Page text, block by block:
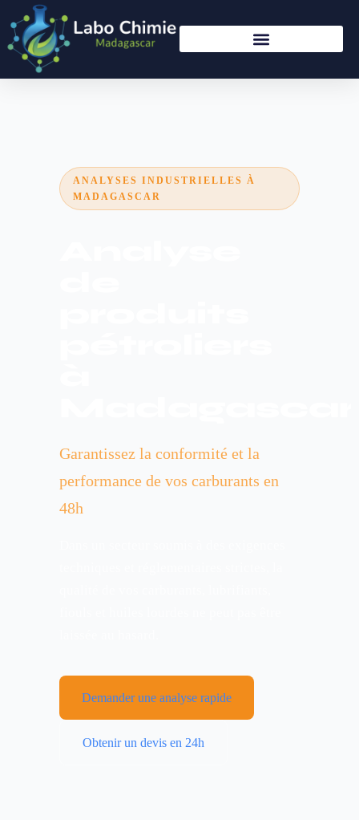
ANALYSES INDUSTRIELLES À
MADAGASCAR
Garantissez la conformité et la
performance de vos carburants en
48h
Demander une analyse rapide
Obtenir un devis en 24h